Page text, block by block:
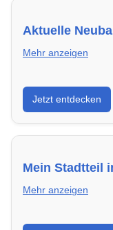
Aktuelle
Mehr anzeigen
Entdecke
energieeffizient
Jetzt entdecken
Mein Stadtteil
Mehr anzeigen
Erfahre mehr